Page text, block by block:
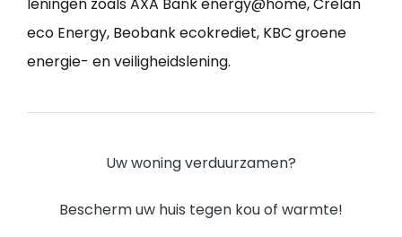
leningen zoals AXA Bank energy@home, Crelan
eco Energy, Beobank ecokrediet, KBC groene
energie- en veiligheidslening.
Uw woning verduurzamen?
Bescherm uw huis tegen kou of warmte!